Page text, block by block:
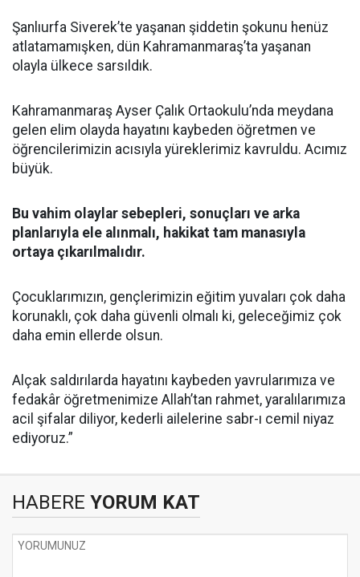
Şanlıurfa Siverek’te yaşanan şiddetin şokunu henüz
atlatamamışken, dün Kahramanmaraş’ta yaşanan
olayla ülkece sarsıldık.
Kahramanmaraş Ayser Çalık Ortaokulu’nda meydana
gelen elim olayda hayatını kaybeden öğretmen ve
öğrencilerimizin acısıyla yüreklerimiz kavruldu. Acımız
büyük.
Bu vahim olaylar sebepleri, sonuçları ve arka
planlarıyla ele alınmalı, hakikat tam manasıyla
ortaya çıkarılmalıdır.
Çocuklarımızın, gençlerimizin eğitim yuvaları çok daha
korunaklı, çok daha güvenli olmalı ki, geleceğimiz çok
daha emin ellerde olsun.
Alçak saldırılarda hayatını kaybeden yavrularımıza ve
fedakâr öğretmenimize Allah’tan rahmet, yaralılarımıza
acil şifalar diliyor, kederli ailelerine sabr-ı cemil niyaz
ediyoruz.”
HABERE YORUM KAT